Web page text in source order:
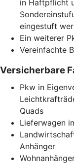
in Haftpflicht
eingestuft
Ein weiterer
Vereinfachte
Versicherbare
Pkw in
Quads
Lieferwagen
Anhänger